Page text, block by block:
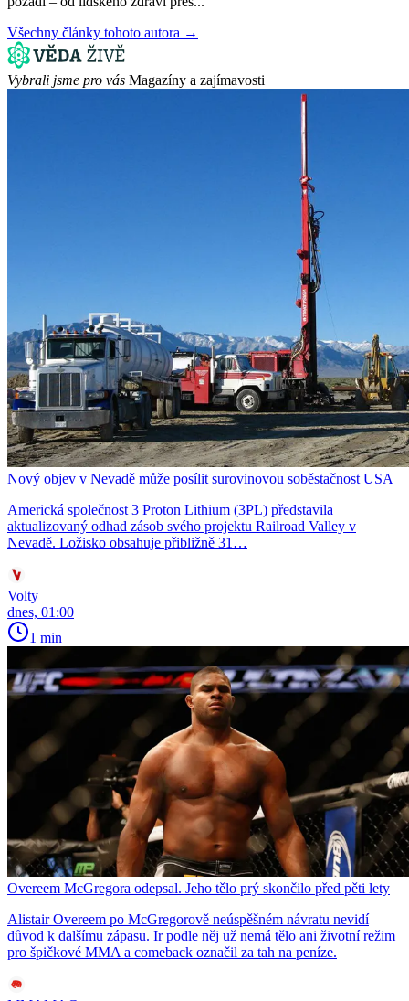
Všechny články tohoto autora →
Vybrali jsme pro vás Magazíny a zajímavosti
Nový objev v Nevadě může posílit surovinovou soběstačnost USA
Americká společnost 3 Proton Lithium (3PL) představila
aktualizovaný odhad zásob svého projektu Railroad Valley v
Nevadě. Ložisko obsahuje přibližně 31…
Volty
dnes, 01:00
1 min
Overeem McGregora odepsal. Jeho tělo prý skončilo před pěti lety
Alistair Overeem po McGregorově neúspěšném návratu nevidí
důvod k dalšímu zápasu. Ir podle něj už nemá tělo ani životní režim
pro špičkové MMA a comeback označil za tah na peníze.